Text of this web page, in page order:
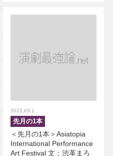
2023.03.1
先月の1本
＜先月の1本＞Asiatopia
International Performance
Art Festival 文：渋革まろ